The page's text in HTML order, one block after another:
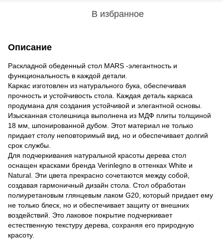
В избранное
Описание
Раскладной обеденный стол MARS -элегантность и
функциональность в каждой детали.
Каркас изготовлен из натурального бука, обеспечивая
прочность и устойчивость стола. Каждая деталь каркаса
продумана для создания устойчивой и элегантной основы.
Изысканная столешница выполнена из МДФ плиты толщиной
18 мм, шпонированной дубом. Этот материал не только
придает столу неповторимый вид, но и обеспечивает долгий
срок службы.
Для подчеркивания натуральной красоты дерева стол
оснащен красками бренда Verinlegno в оттенках White и
Natural. Эти цвета прекрасно сочетаются между собой,
создавая гармоничный дизайн стола. Стол обработан
полиуретановым глянцевым лаком G20, который придает ему
не только блеск, но и обеспечивает защиту от внешних
воздействий. Это лаковое покрытие подчеркивает
естественную текстуру дерева, сохраняя его природную
красоту.